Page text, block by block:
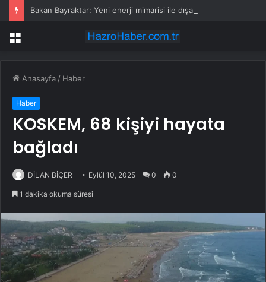
Menü
Anasayfa / Haber
Haber
KOSKEM, 68 kişiyi hayata
bağladı
DİLAN BİÇER Eylül 10, 2025 0 0
1 dakika okuma süresi